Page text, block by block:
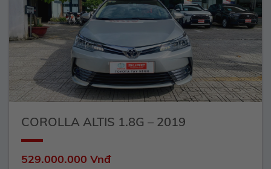
COROLLA ALTIS 1.8G – 2019
529.000.000 Vnđ